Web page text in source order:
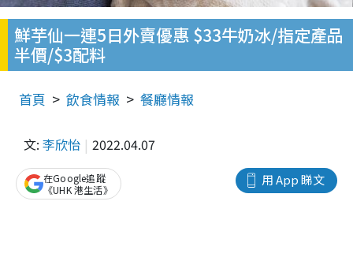
鮮芋仙一連5日外賣優惠 $33牛奶冰/指定產品
半價/$3配料
首頁 飲食情報 餐廳情報
文: 李欣怡 2022.04.07
用 App 睇文
在Google追蹤
《UHK 港生活》